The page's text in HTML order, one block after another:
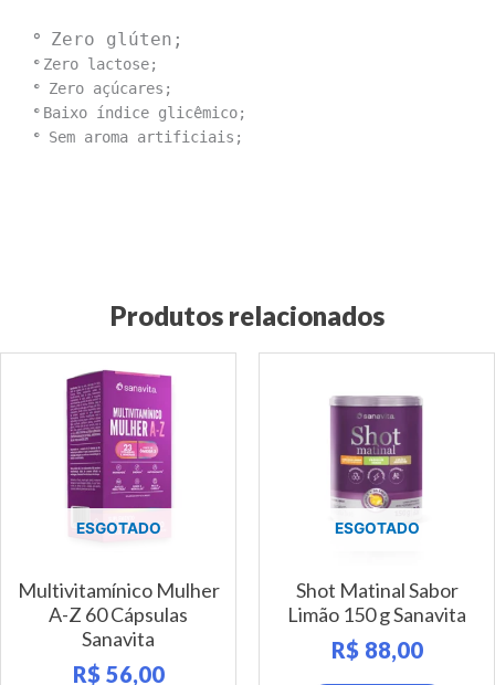
° Zero glúten;
° Zero lactose;
° Zero açúcares;
° Baixo índice glicêmico;
° Sem aroma artificiais;
Produtos relacionados
ESGOTADO
Multivitamínico Mulher
A-Z 60 Cápsulas
Sanavita
R$ 56,00
ESGOTADO
Shot Matinal Sabor
Limão 150 g Sanavita
R$ 88,00